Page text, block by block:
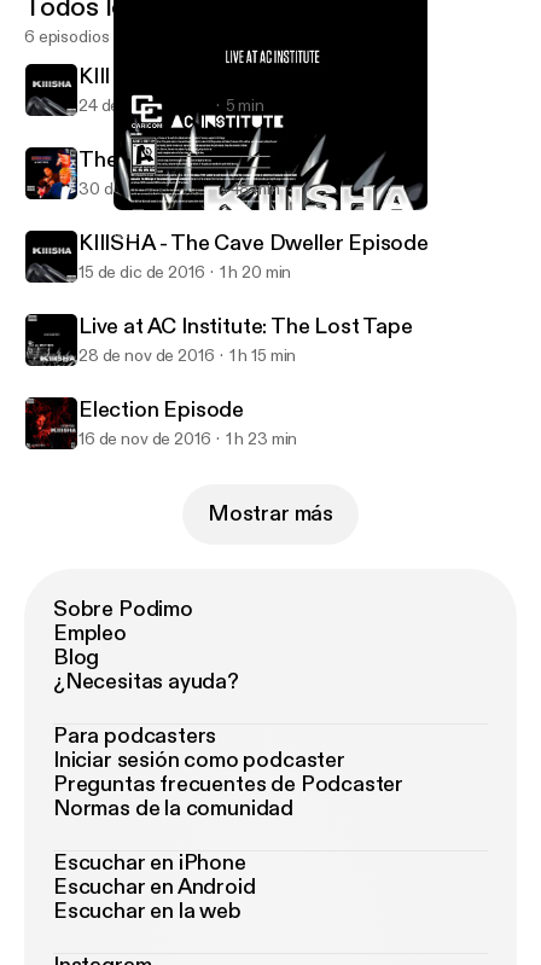
KIIISHA
Todos los episodios
6 episodios
KIII Outtake #1 - XVideo vs. Pornhub
24 de feb de 2017 5 min
The American Carnage Special
30 de ene de 2017 48 min
KIIISHA - The Cave Dweller Episode
15 de dic de 2016 1 h 20 min
Live at AC Institute: The Lost Tape
28 de nov de 2016 1 h 15 min
Election Episode
16 de nov de 2016 1 h 23 min
Mostrar más
Sobre Podimo
Empleo
Blog
¿Necesitas ayuda?
Para podcasters
Iniciar sesión como podcaster
Preguntas frecuentes de Podcaster
Normas de la comunidad
Escuchar en iPhone
Escuchar en Android
Escuchar en la web